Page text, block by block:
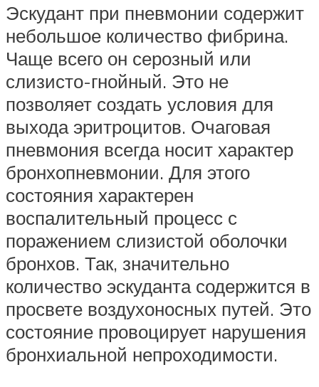
Эскудант при пневмонии содержит
небольшое количество фибрина.
Чаще всего он серозный или
слизисто-гнойный. Это не
позволяет создать условия для
выхода эритроцитов. Очаговая
пневмония всегда носит характер
бронхопневмонии. Для этого
состояния характерен
воспалительный процесс с
поражением слизистой оболочки
бронхов. Так, значительно
количество эскуданта содержится в
просвете воздухоносных путей. Это
состояние провоцирует нарушения
бронхиальной непроходимости.